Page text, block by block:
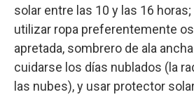
solar entre las 10 y las 16
utilizar ropa preferentemente
apretada, sombrero de ala
cuidarse los días nublados (la
las nubes), y usar protector